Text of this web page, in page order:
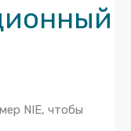
NIE, чтобы